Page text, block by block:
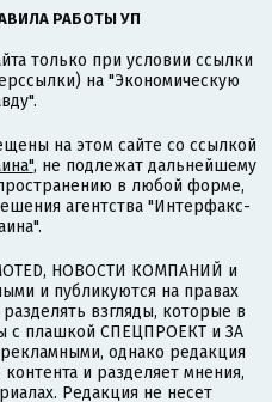
РАБОТЫ УП
только при условии ссылки
на "Экономическую
на этом сайте со ссылкой
, не подлежат дальнейшему
в любой форме,
агентства "Интерфакс-
НОВОСТИ КОМПАНИЙ и
и публикуются на правах
взгляды, которые в
с плашкой СПЕЦПРОЕКТ и ЗА
однако редакция
и разделяет мнения,
Редакция не несет